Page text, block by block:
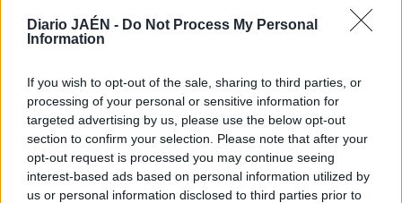
Diario JAÉN - Do Not Process My Personal
Information
If you wish to opt-out of the sale, sharing to third parties, or
processing of your personal or sensitive information for
targeted advertising by us, please use the below opt-out
section to confirm your selection. Please note that after your
opt-out request is processed you may continue seeing
interest-based ads based on personal information utilized by
us or personal information disclosed to third parties prior to
El Jaén Paraíso Interior tiene licencia para soñar, aunque
no tiene margen de error en los encuentros que faltan, uno
fallen. Es una misión difícil, pero la esperanza no se debe
perder en una Liga abierta y en la que las sorpresas están a
la orden del día. Una de las figuras del encuentro fue el
cordobés Boyis, que anotó dos goles y estuvo en todas las
situaciones de peligro que generó su equipo. Completó su
mejor encuentro desde que viste la camiseta jiennense.